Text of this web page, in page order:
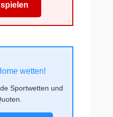
wetten!
Sportwetten und